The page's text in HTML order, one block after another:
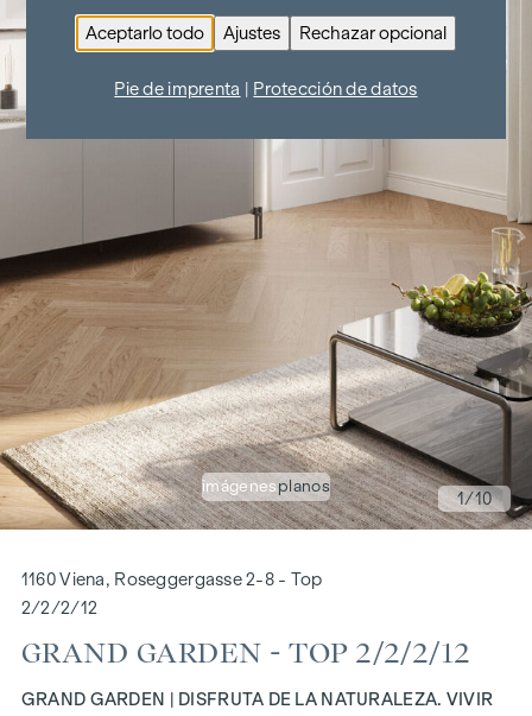
imágenes planos
1/10
1160 Viena, Roseggergasse 2-8 - Top
2/2/2/12
GRAND GARDEN - TOP 2/2/2/12
GRAND GARDEN | DISFRUTA DE LA NATURALEZA. VIVIR
Aceptarlo todo Ajustes Rechazar opcional
Pie de imprenta Protección de datos